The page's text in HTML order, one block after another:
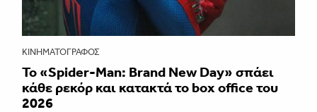
ΚΙΝΗΜΑΤΟΓΡΆΦΟΣ
Το «Spider-Man: Brand New Day» σπάει
κάθε ρεκόρ και κατακτά το box office του
2026